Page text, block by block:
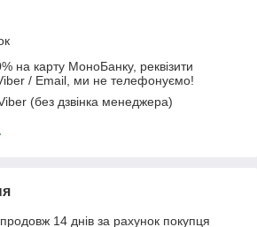
на карту МоноБанку, реквізити
/ Email, ми не телефонуємо!
(без дзвінка менеджера)
14 днів за рахунок покупця